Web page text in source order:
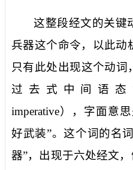
这整段经文的关键
兵器这个命令，以此动
只有此处出现这个动词
过去式中间语
imperative），字面意
好武装”。这个词的名
器”，出现于六处经文